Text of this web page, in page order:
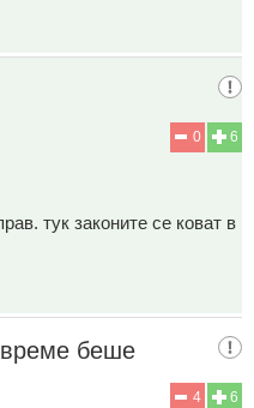
6
0
тук законите се коват в
беше
6
4